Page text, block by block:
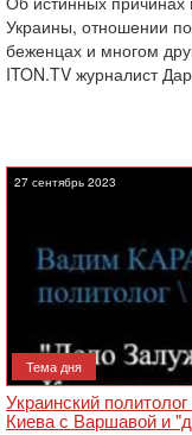
Украины, отношении
беженцах и многом
ITON.TV журналист
27 сентябрь 2023
Тема дня
Украинский
Киева с Варшавой и